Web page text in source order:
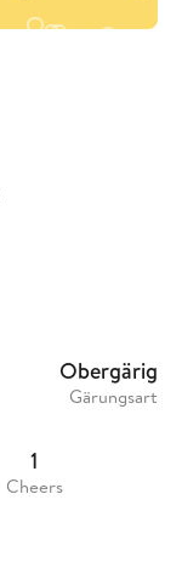
Obergärig
Gärungsart
1
Cheers